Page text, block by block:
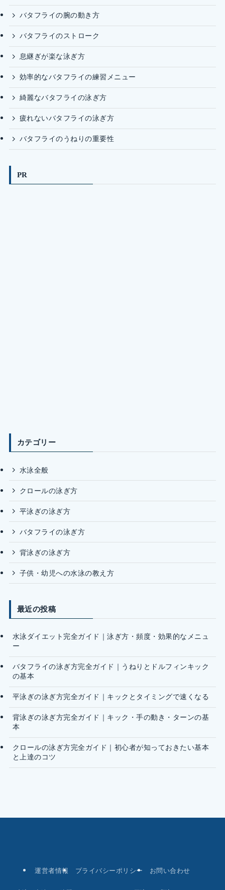
バタフライの腕の動き方
バタフライのストローク
息継ぎが楽な泳ぎ方
効率的なバタフライの練習メニュー
綺麗なバタフライの泳ぎ方
疲れないバタフライの泳ぎ方
バタフライのうねりの重要性
PR
カテゴリー
水泳全般
クロールの泳ぎ方
平泳ぎの泳ぎ方
バタフライの泳ぎ方
背泳ぎの泳ぎ方
子供・幼児への水泳の教え方
最近の投稿
水泳ダイエット完全ガイド｜泳ぎ方・頻度・効果的なメニュ
ー
バタフライの泳ぎ方完全ガイド｜うねりとドルフィンキック
の基本
平泳ぎの泳ぎ方完全ガイド｜キックとタイミングで速くなる
背泳ぎの泳ぎ方完全ガイド｜キック・手の動き・ターンの基
本
クロールの泳ぎ方完全ガイド｜初心者が知っておきたい基本
と上達のコツ
運営者情報 プライバシーポリシー お問い合わせ